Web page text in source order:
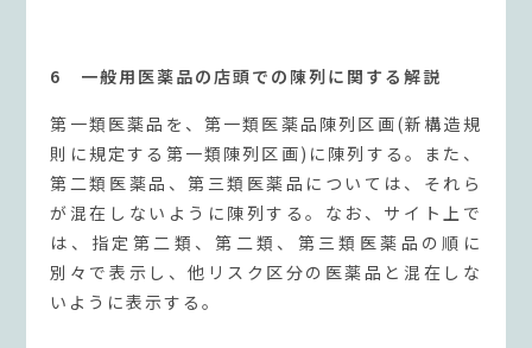
6 一般用医薬品の店頭での陳列に関する解説
第一類医薬品を、第一類医薬品陳列区画(新構造規
則に規定する第一類陳列区画)に陳列する。また、
第二類医薬品、第三類医薬品については、それら
が混在しないように陳列する。なお、サイト上で
は、指定第二類、第二類、第三類医薬品の順に
別々で表示し、他リスク区分の医薬品と混在しな
いように表示する。